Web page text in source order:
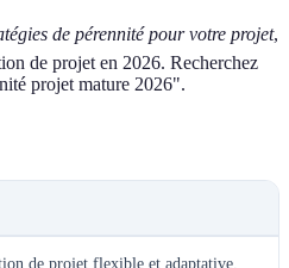
de pérennité pour votre projet,
de projet en 2026. Recherchez
projet mature 2026".
de projet flexible et adaptative.